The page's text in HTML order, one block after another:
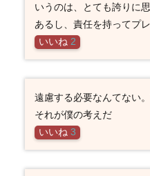
いうのは、とても誇りに
あるし、責任を持ってプ
いいね 2
遠慮する必要なんてない
それが僕の考えだ
いいね 3